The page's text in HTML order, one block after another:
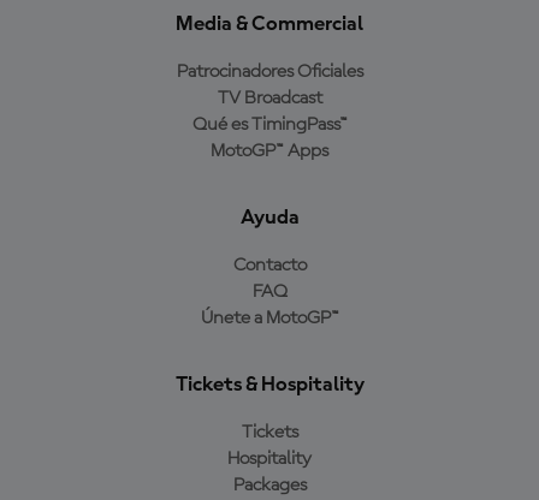
Media & Commercial
Patrocinadores Oficiales
TV Broadcast
Qué es TimingPass™
MotoGP™ Apps
Ayuda
Contacto
FAQ
Únete a MotoGP™
Tickets & Hospitality
Tickets
Hospitality
Packages